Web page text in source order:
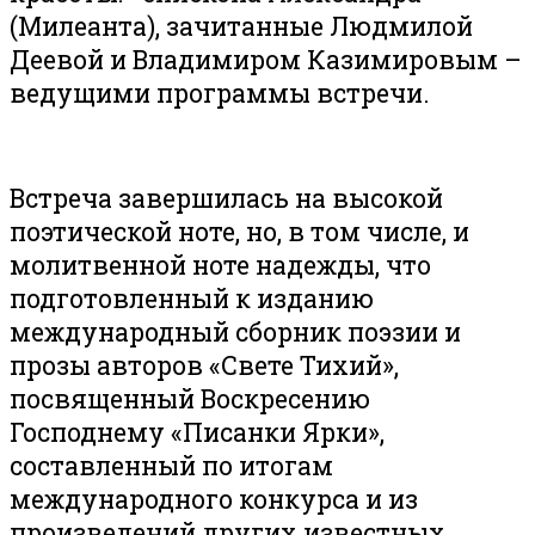
(Милеанта), зачитанные Людмилой
Деевой и Владимиром Казимировым –
ведущими программы встречи.
Встреча завершилась на высокой
поэтической ноте, но, в том числе, и
молитвенной ноте надежды, что
подготовленный к изданию
международный сборник поэзии и
прозы авторов «Свете Тихий»,
посвященный Воскресению
Господнему «Писанки Ярки»,
составленный по итогам
международного конкурса и из